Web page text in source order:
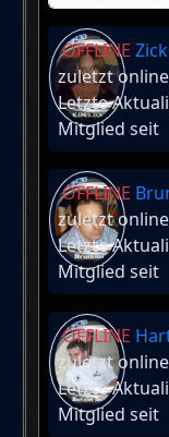
OFFLINE
zuletzt online
Letzte
Mitglied seit
OFFLINE
zuletzt online
Letzte
Mitglied seit
OFFLINE
zuletzt online
Letzte
Mitglied seit